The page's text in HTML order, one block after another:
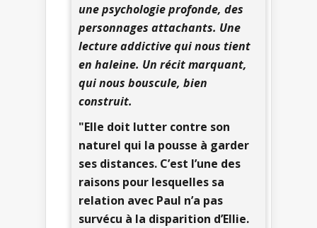
une psychologie profonde, des
personnages attachants. Une
lecture addictive qui nous tient
en haleine. Un récit marquant,
qui nous bouscule, bien
construit.
"Elle doit lutter contre son
naturel qui la pousse à garder
ses distances. C’est l’une des
raisons pour lesquelles sa
relation avec Paul n’a pas
survécu à la disparition d’Ellie.